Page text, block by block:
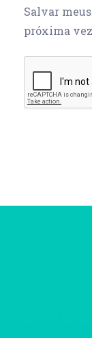
Salvar
próxima